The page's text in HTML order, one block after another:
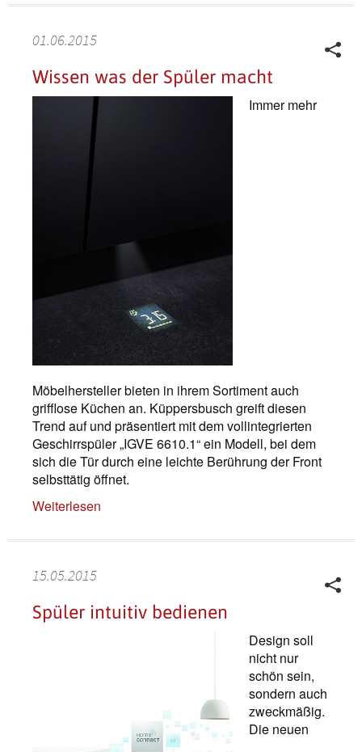
01.06.2015
Wissen was der Spüler macht
Immer mehr
Möbelhersteller bieten in ihrem Sortiment auch
grifflose Küchen an. Küppersbusch greift diesen
Trend auf und präsentiert mit dem vollintegrierten
Geschirrspüler „IGVE 6610.1“ ein Modell, bei dem
sich die Tür durch eine leichte Berührung der Front
selbsttätig öffnet.
Weiterlesen
15.05.2015
Spüler intuitiv bedienen
Design soll
nicht nur
schön sein,
sondern auch
zweckmäßig.
Die neuen